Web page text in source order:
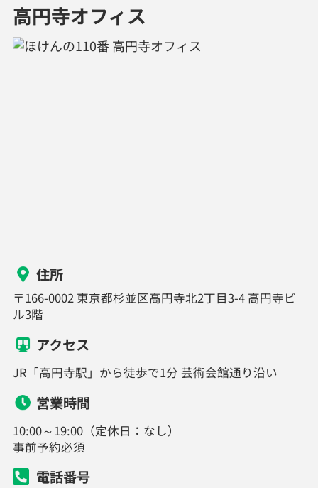
高円寺オフィス
住所
〒166-0002 東京都杉並区高円寺北2丁目3-4 高円寺ビ
ル3階
アクセス
JR「高円寺駅」から徒歩で1分 芸術会館通り沿い
営業時間
10:00～19:00（定休日：なし）
事前予約必須
電話番号